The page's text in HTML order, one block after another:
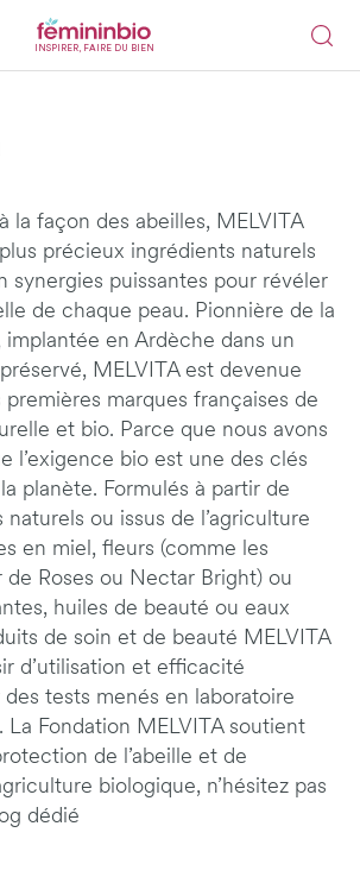
INSPIRER, FAIRE DU BIEN
la façon des abeilles, MELVITA
précieux ingrédients naturels
synergies puissantes pour révéler
de chaque peau. Pionnière de la
en Ardèche dans un
MELVITA est devenue
premières marques françaises de
et bio. Parce que nous avons
l’exigence bio est une des clés
planète. Formulés à partir de
ou issus de l’agriculture
en miel, fleurs (comme les
de Roses ou Nectar Bright) ou
huiles de beauté ou eaux
de soin et de beauté MELVITA
d’utilisation et efficacité
tests menés en laboratoire
La Fondation MELVITA soutient
de l’abeille et de
biologique, n’hésitez pas
dédié